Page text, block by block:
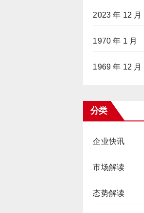
2023 年 12 月
1970 年 1 月
1969 年 12 月
分类
企业快讯
市场解读
态势解读